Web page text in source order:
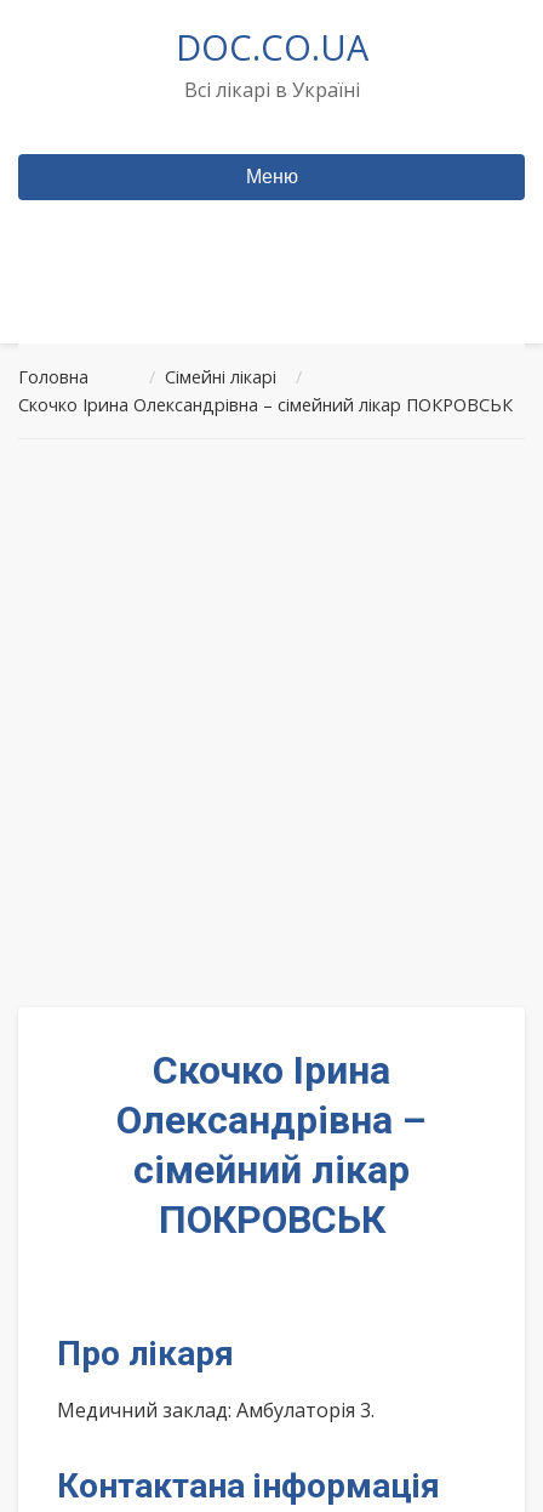
DOC.CO.UA
Всі лікарі в Україні
Меню
Головна / Сімейні лікарі
/
Скочко Ірина Олександрівна – сімейний лікар ПОКРОВСЬК
Скочко Ірина
Олександрівна –
сімейний лікар
ПОКРОВСЬК
Про лікаря
Медичний заклад: Амбулаторія 3.
Контактана інформація